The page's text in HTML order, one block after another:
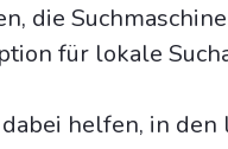
die
für lokale
helfen, in den